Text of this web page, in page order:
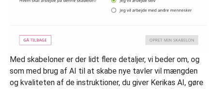
Med skabeloner er der lidt flere detaljer, vi beder om, og
som med brug af AI til at skabe nye tavler vil mængden
og kvaliteten af de instruktioner, du giver Kerikas AI, gøre